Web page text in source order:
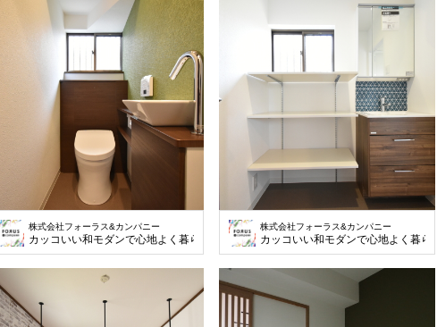
株式会社フォーラス&カンパニー
カッコいい和モダンで心地よく暮らす
株式会社フォーラス&カンパニー
カッコいい和モダンで心地よく暮らす